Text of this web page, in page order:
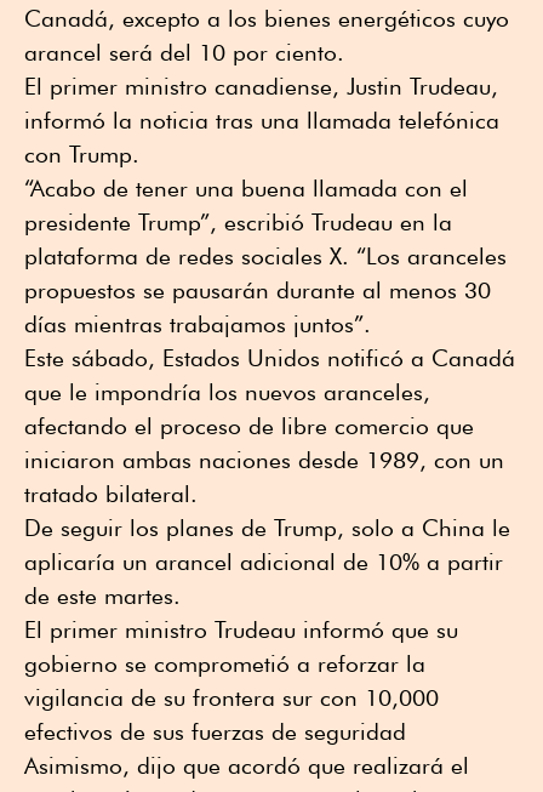
Canadá, excepto a los bienes energéticos cuyo
arancel será del 10 por ciento.
El primer ministro canadiense, Justin Trudeau,
informó la noticia tras una llamada telefónica
con Trump.
“Acabo de tener una buena llamada con el
presidente Trump”, escribió Trudeau en la
plataforma de redes sociales X. “Los aranceles
propuestos se pausarán durante al menos 30
días mientras trabajamos juntos”.
Este sábado, Estados Unidos notificó a Canadá
que le impondría los nuevos aranceles,
afectando el proceso de libre comercio que
iniciaron ambas naciones desde 1989, con un
tratado bilateral.
De seguir los planes de Trump, solo a China le
aplicaría un arancel adicional de 10% a partir
de este martes.
El primer ministro Trudeau informó que su
gobierno se comprometió a reforzar la
vigilancia de su frontera sur con 10,000
efectivos de sus fuerzas de seguridad
Asimismo, dijo que acordó que realizará el